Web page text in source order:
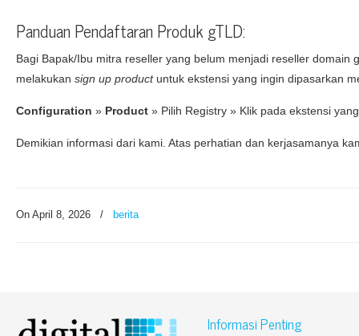
Panduan Pendaftaran Produk gTLD:
Bagi Bapak/Ibu mitra reseller yang belum menjadi reseller domain
melakukan sign up productuntuk ekstensi yang ingin dipasarkan
Configuration » Product » Pilih Registry » Klik pada ekstensi
Demikian informasi dari kami. Atas perhatian dan kerjasamanya
On April 8, 2026 / berita
Informasi Penting